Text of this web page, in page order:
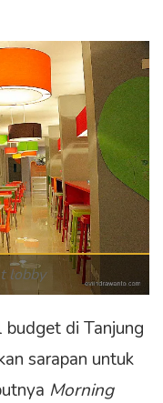
lobby
budget di Tanjung
sarapan untuk
Morning